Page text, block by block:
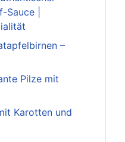
|
–
Pilze mit
Karotten und